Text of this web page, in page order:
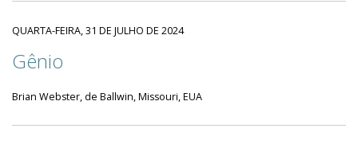
QUARTA-FEIRA, 31 DE JULHO DE 2024
Gênio
Brian Webster, de Ballwin, Missouri, EUA